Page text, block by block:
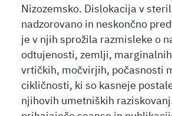
Nizozemsko. Dislokacija v
nadzorovano in neskončno
je v njih sprožila razmisleke o
odtujenosti, zemlji,
vrtičkih, močvirjih, počasnosti
cikličnosti, ki so kasneje
njihovih umetniških